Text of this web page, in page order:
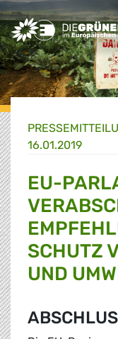
Greens/EFA Home
16.01.2019
EU-
SCHUTZ
UND